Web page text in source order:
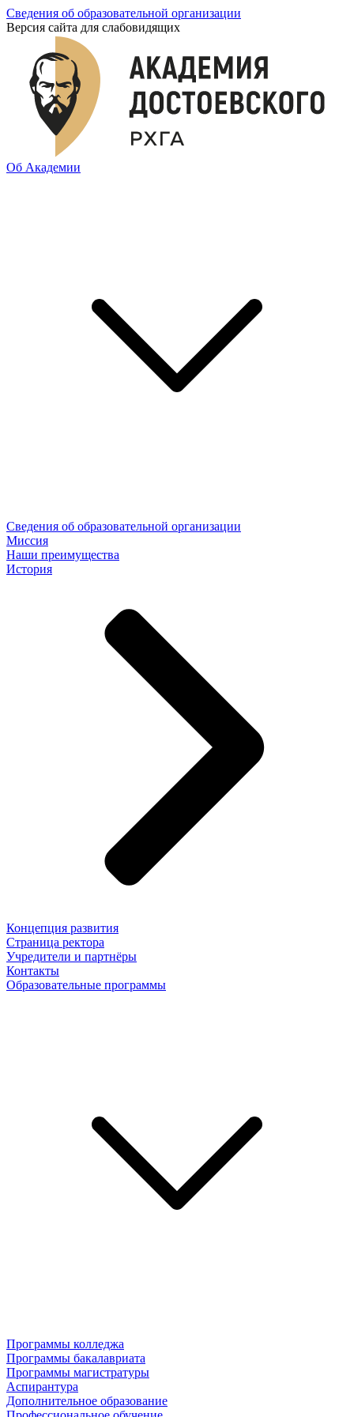
Сведения об образовательной организации
Версия сайта для слабовидящих
Об Академии
Сведения об образовательной организации
Миссия
Наши преимущества
История
Концепция развития
Страница ректора
Учредители и партнёры
Контакты
Образовательные программы
Программы колледжа
Программы бакалавриата
Программы магистратуры
Аспирантура
Дополнительное образование